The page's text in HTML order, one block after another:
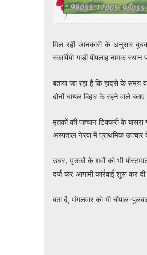
मिल रही जानकारी के अनुसार
स्कार्पियो गाड़ी पीपलाह नामक
बताया जा रहा है कि हादसे के समय
दोनों घायल बिहार के रहने वाले
मृतकों की पहचान टिक्करी के बासरा
अस्पताल नेरवा में प्राथमिक
उधर, मृतकों के शवों को भी
दर्ज कर आगामी कार्रवाई शुरू कर
बता दें, मंगलवार को भी चाैपाल-